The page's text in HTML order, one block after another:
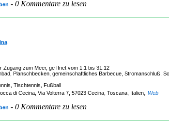
- 0 Kommentare zu lesen
Zugang zum Meer, ge ffnet vom 1.1 bis 31.12
Planschbecken, gemeinschaftliches Barbecue, Stromanschluß,
Tischtennis, Fußball
di Cecina , Via Volterra 7, 57023 Cecina, Toscana, Italien, Web
- 0 Kommentare zu lesen